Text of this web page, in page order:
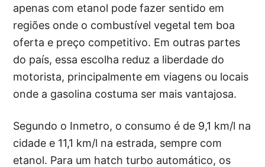
apenas com etanol pode fazer sentido em
regiões onde o combustível vegetal tem boa
oferta e preço competitivo. Em outras partes
do país, essa escolha reduz a liberdade do
motorista, principalmente em viagens ou locais
onde a gasolina costuma ser mais vantajosa.
Segundo o Inmetro, o consumo é de 9,1 km/l na
cidade e 11,1 km/l na estrada, sempre com
etanol. Para um hatch turbo automático, os